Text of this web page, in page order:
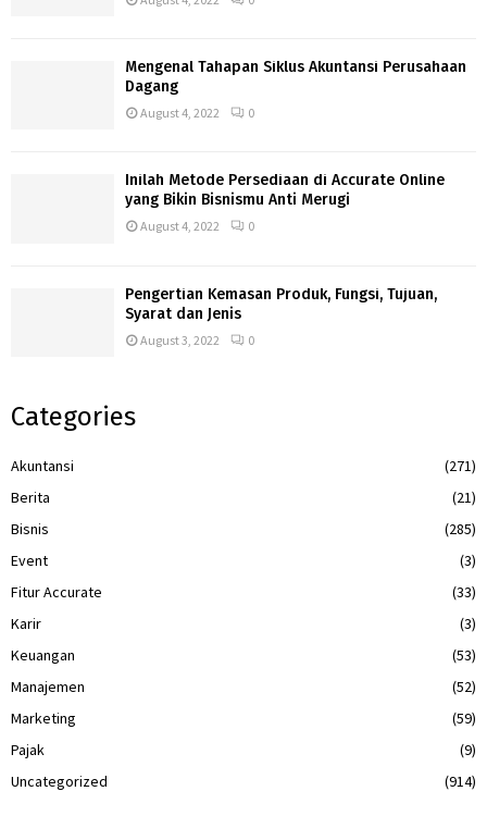
Mengenal Tahapan Siklus Akuntansi Perusahaan
Dagang
August 4, 2022 0
Inilah Metode Persediaan di Accurate Online
yang Bikin Bisnismu Anti Merugi
August 4, 2022 0
Pengertian Kemasan Produk, Fungsi, Tujuan,
Syarat dan Jenis
August 3, 2022 0
Categories
Akuntansi
(271)
Berita
(21)
Bisnis
(285)
Event
(3)
Fitur Accurate
(33)
Karir
(3)
Keuangan
(53)
Manajemen
(52)
Marketing
(59)
Pajak
(9)
Uncategorized
(914)